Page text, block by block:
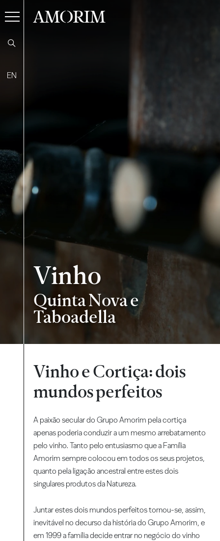
EN
AMORIM
Vinho
Quinta Nova e
Taboadella
Vinho e Cortiça: dois
mundos perfeitos
A paixão secular do Grupo Amorim pela cortiça
apenas poderia conduzir a um mesmo arrebatamento
pelo vinho. Tanto pelo entusiasmo que a Família
Amorim sempre colocou em todos os seus projetos,
quanto pela ligação ancestral entre estes dois
singulares produtos da Natureza.
Juntar estes dois mundos perfeitos tornou-se, assim,
inevitável no decurso da história do Grupo Amorim, e
em 1999 a família decide entrar no negócio do vinho